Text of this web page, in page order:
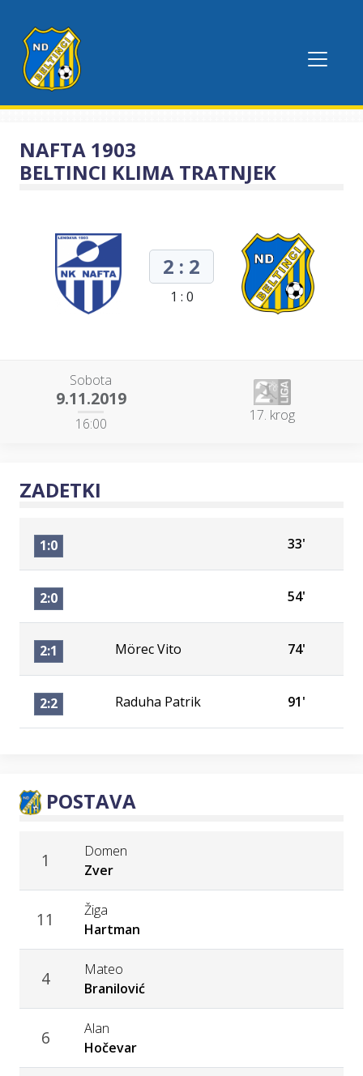
NAFTA 1903
BELTINCI KLIMA TRATNJEK
2 : 2
1 : 0
Sobota
9.11.2019
16:00 17. krog
ZADETKI
1:0 33'
2:0 54'
2:1 Mörec Vito 74'
2:2 Raduha Patrik 91'
POSTAVA
1
Domen
Zver
11
Žiga
Hartman
4
Mateo
Branilović
6
Alan
Hočevar